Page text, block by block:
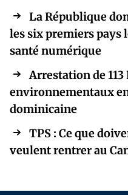
La République
les six premiers pays
santé numérique
Arrestation de
environnementaux
dominicaine
TPS : Ce que
veulent rentrer au